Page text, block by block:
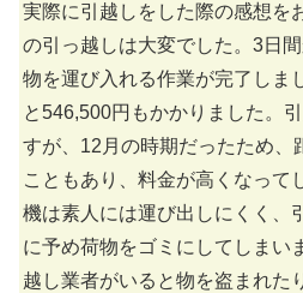
実際に引越しをした際の感想を
の引っ越しは大変でした。3日
物を運び入れる作業が完了しま
と546,500円もかかりました。
すが、12月の時期だったため、
こともあり、料金が高くなって
機は素人には運び出しにくく、
に予め荷物をゴミにしてしまい
越し業者がいると物を盗まれた